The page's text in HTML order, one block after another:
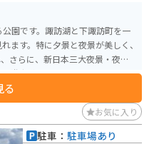
園です。諏訪湖と下諏訪町を一
ます。特に夕景と夜景が美しく、
さらに、新日本三大夜景・夜景百
遊歩道もあります。
る
お気に入り
駐車： 駐車場あり